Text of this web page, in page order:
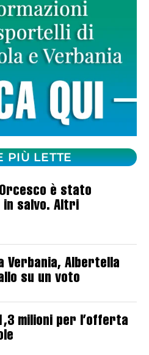
PIÙ LETTE
è stato
salvo. Altri
Verbania, Albertella
su un voto
milioni per l’offerta